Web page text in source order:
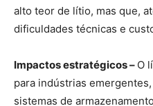
alto teor de lítio, mas que,
dificuldades técnicas e
Impactos estratégicos – O
para indústrias
sistemas de